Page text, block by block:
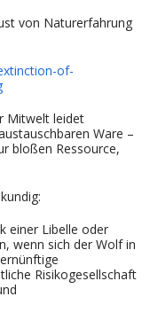
von Naturerfahrung
of-
Mitwelt leidet
Ware –
bloßen Ressource,
einer Libelle oder
wenn sich der Wolf in
Risikogesellschaft